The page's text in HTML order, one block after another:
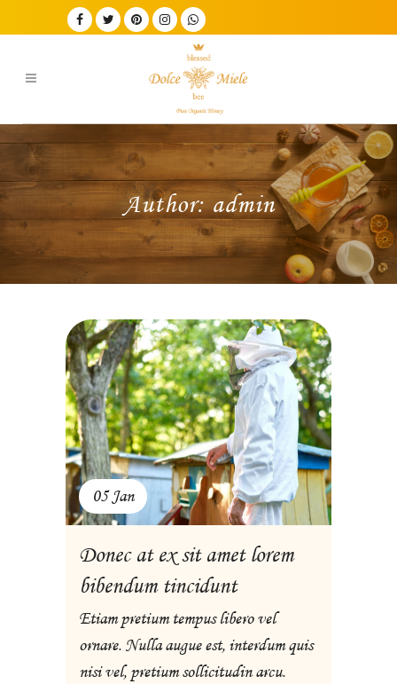
Author: admin
05 Jan
Donec at ex sit amet lorem
bibendum tincidunt
Etiam pretium tempus libero vel
ornare. Nulla augue est, interdum quis
nisi vel, pretium sollicitudin arcu.